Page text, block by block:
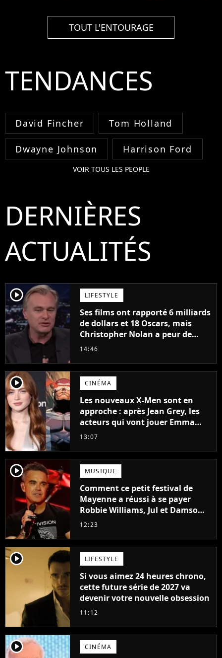
TOUT L'ENTOURAGE
TENDANCES
David Fincher Tom Holland
Dwayne Johnson Harrison Ford
VOIR TOUS LES PEOPLE
DERNIÈRES
ACTUALITÉS
player2 LIFESTYLE
Ses films ont rapporté 6 milliards
de dollars et 18 Oscars, mais
Christopher Nolan a peur de
tourner un genre de films très
14:46
player2 CINÉMA
Les nouveaux X-Men sont en
approche : après Jean Grey, les
acteurs qui vont jouer Emma
Frost et Cyclope trouvés !
13:07
player2 MUSIQUE
Comment ce petit festival de
Mayenne a réussi à se payer
Robbie Williams, Jul et Damso
cette année ?
12:23
player2 LIFESTYLE
Si vous aimez 24 heures chrono,
cette future série de 2027 va
devenir votre nouvelle obsession
11:12
player2 CINÉMA